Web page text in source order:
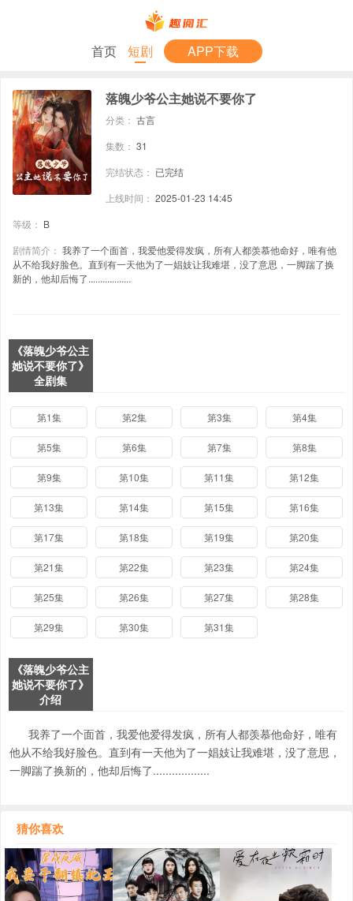
首页 短剧 APP下载
落魄少爷公主她说不要你了
分类： 古言
集数： 31
完结状态： 已完结
上线时间： 2025-01-23 14:45
等级： B
剧情简介： 我养了一个面首，我爱他爱得发疯，所有人都羡慕他命好，唯有他
从不给我好脸色。直到有一天他为了一娼妓让我难堪，没了意思，一脚踹了换
新的，他却后悔了..................
《落魄少爷公主
她说不要你了》
全剧集
第1集 第2集 第3集 第4集
第5集 第6集 第7集 第8集
第9集 第10集 第11集 第12集
第13集 第14集 第15集 第16集
第17集 第18集 第19集 第20集
第21集 第22集 第23集 第24集
第25集 第26集 第27集 第28集
第29集 第30集 第31集
《落魄少爷公主
她说不要你了》
介绍
我养了一个面首，我爱他爱得发疯，所有人都羡慕他命好，唯有
他从不给我好脸色。直到有一天他为了一娼妓让我难堪，没了意思，
一脚踹了换新的，他却后悔了..................
猜你喜欢